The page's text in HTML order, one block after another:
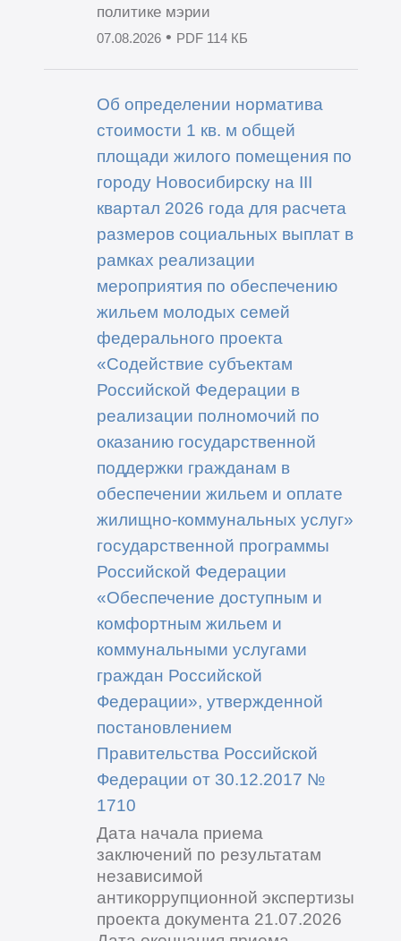
политике мэрии
07.08.2026• PDF 114 КБ
Об определении норматива
стоимости 1 кв. м общей
площади жилого помещения по
городу Новосибирску на III
квартал 2026 года для расчета
размеров социальных выплат в
рамках реализации
мероприятия по обеспечению
жильем молодых семей
федерального проекта
«Содействие субъектам
Российской Федерации в
реализации полномочий по
оказанию государственной
поддержки гражданам в
обеспечении жильем и оплате
жилищно-коммунальных услуг»
государственной программы
Российской Федерации
«Обеспечение доступным и
комфортным жильем и
коммунальными услугами
граждан Российской
Федерации», утвержденной
постановлением
Правительства Российской
Федерации от 30.12.2017 №
1710
Дата начала приема
заключений по результатам
независимой
антикоррупционной экспертизы
проекта документа 21.07.2026